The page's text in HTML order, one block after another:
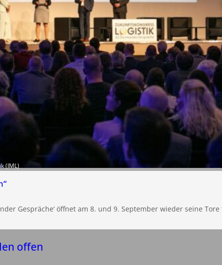
(IML)
Gespräche‘ öffnet am 8. und 9. September wieder seine
offen